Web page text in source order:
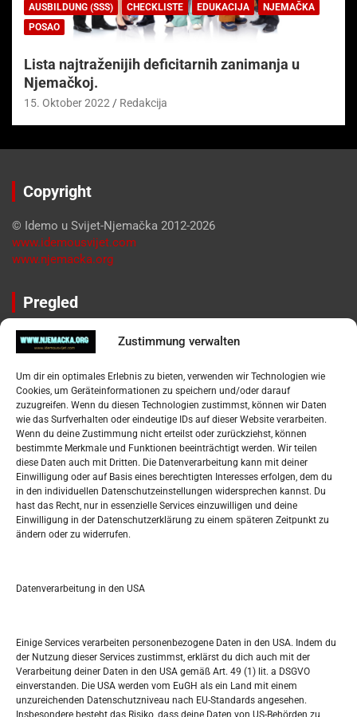
Zustimmung verwalten
Um dir ein optimales Erlebnis zu bieten, verwenden wir Technologien wie
Cookies, um Geräteinformationen zu speichern und/oder darauf
zuzugreifen. Wenn du diesen Technologien zustimmst, können wir Daten
wie das Surfverhalten oder eindeutige IDs auf dieser Website verarbeiten.
Wenn du deine Zustimmung nicht erteilst oder zurückziehst, können
bestimmte Merkmale und Funktionen beeinträchtigt werden. Wir teilen
diese Daten auch mit Dritten. Die Datenverarbeitung kann mit deiner
Einwilligung oder auf Basis eines berechtigten Interesses erfolgen, dem du
in den individuellen Datenschutzeinstellungen widersprechen kannst. Du
hast das Recht, nur in essenzielle Services einzuwilligen und deine
Einwilligung in der Datenschutzerklärung zu einem späteren Zeitpunkt zu
ändern oder zu widerrufen.
Datenverarbeitung in den USA
Einige Services verarbeiten personenbezogene Daten in den USA. Indem du
der Nutzung dieser Services zustimmst, erklärst du dich auch mit der
Verarbeitung deiner Daten in den USA gemäß Art. 49 (1) lit. a DSGVO
einverstanden. Die USA werden vom EuGH als ein Land mit einem
unzureichenden Datenschutzniveau nach EU-Standards angesehen.
Insbesondere besteht das Risiko, dass deine Daten von US-Behörden zu
AUSBILDUNG (SSS) CHECKLISTE EDUKACIJA
NJEMAČKA
POSAO
Lista najtraženijih deficitarnih zanimanja u
Njemačkoj.
15. Oktober 2022 Redakcija
Copyright
© Idemo u Svijet-Njemačka 2012-2026
www.idemousvijet.com
www.njemacka.org
Pregled
Impressum
Datenschutzerklärung
Widerufsbelehrung
Oglašavanje / Postavite svoj oglas
Tko je “Idemo u Svijet – Njemačka?
Pretražite stranicu:
S
e
a
h
M D M D F S S
1
3 4 5 6 7 8